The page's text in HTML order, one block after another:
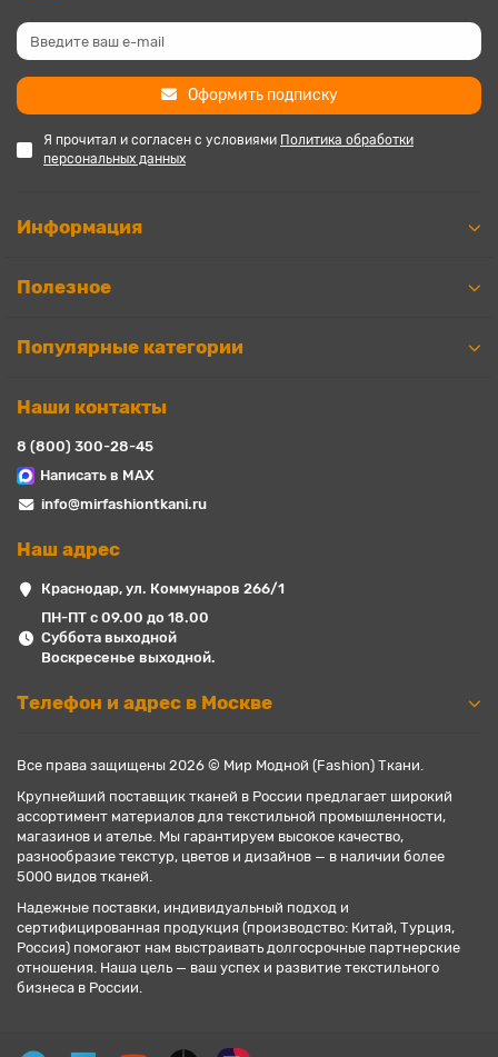
Оформить подписку
Я прочитал и согласен с условиями Политика обработки
персональных данных
Информация
Полезное
Популярные категории
Наши контакты
8 (800) 300-28-45
Написать в MAX
info@mirfashiontkani.ru
Наш адрес
Краснодар, ул. Коммунаров 266/1
ПН-ПТ с 09.00 до 18.00
Суббота выходной
Воскресенье выходной.
Телефон и адрес в Москве
Все права защищены 2026 © Мир Модной (Fashion) Ткани.
Крупнейший поставщик тканей в России предлагает широкий
ассортимент материалов для текстильной промышленности,
магазинов и ателье. Мы гарантируем высокое качество,
разнообразие текстур, цветов и дизайнов — в наличии более
5000 видов тканей.
Надежные поставки, индивидуальный подход и
сертифицированная продукция (производство: Китай, Турция,
Россия) помогают нам выстраивать долгосрочные партнерские
отношения. Наша цель — ваш успех и развитие текстильного
бизнеса в России.